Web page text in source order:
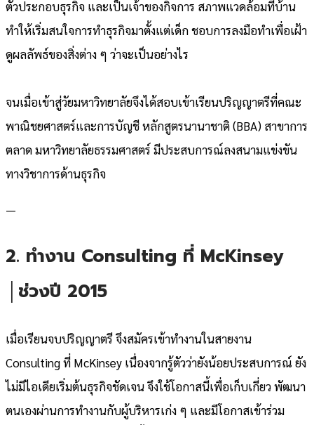
ตัวประกอบธุรกิจ และเป็นเจ้าของกิจการ สภาพแวดล้อมที่บ้าน
ทำให้เริ่มสนใจการทำธุรกิจมาตั้งแต่เด็ก ชอบการลงมือทำเพื่อเฝ้า
ดูผลลัพธ์ของสิ่งต่าง ๆ ว่าจะเป็นอย่างไร
จนเมื่อเข้าสู่วัยมหาวิทยาลัยจึงได้สอบเข้าเรียนปริญญาตรีที่คณะ
พาณิชยศาสตร์และการบัญชี หลักสูตรนานาชาติ (BBA) สาขาการ
ตลาด มหาวิทยาลัยธรรมศาสตร์ มีประสบการณ์ลงสนามแข่งขัน
ทางวิชาการด้านธุรกิจ
—
2. ทำงาน Consulting ที่ McKinsey
│ช่วงปี 2015
เมื่อเรียนจบปริญญาตรี จึงสมัครเข้าทำงานในสายงาน
Consulting ที่ McKinsey เนื่องจากรู้ตัวว่ายังน้อยประสบการณ์ ยัง
ไม่มีไอเดียเริ่มต้นธุรกิจชัดเจน จึงใช้โอกาสนี้เพื่อเก็บเกี่ยว พัฒนา
ตนเองผ่านการทำงานกับผู้บริหารเก่ง ๆ และมีโอกาสเข้าร่วม